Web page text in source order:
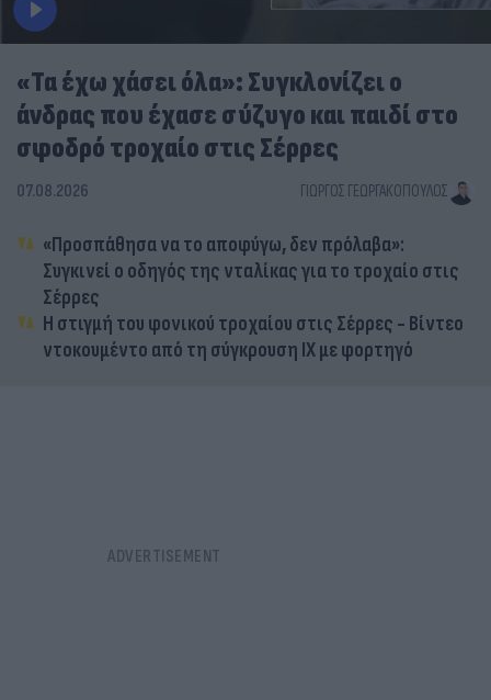
«Τα έχω χάσει όλα»: Συγκλονίζει ο
άνδρας που έχασε σύζυγο και παιδί στο
σφοδρό τροχαίο στις Σέρρες
07.08.2026 ΓΙΏΡΓΟΣ ΓΕΩΡΓΑΚΌΠΟΥΛΟΣ
«Προσπάθησα να το αποφύγω, δεν πρόλαβα»:
Συγκινεί ο οδηγός της νταλίκας για το τροχαίο στις
Σέρρες
Η στιγμή του φονικού τροχαίου στις Σέρρες - Βίντεο
ντοκουμέντο από τη σύγκρουση ΙΧ με φορτηγό